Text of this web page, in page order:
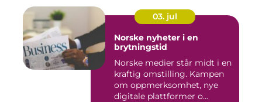
03. jul
Norske nyheter i en
brytningstid
Norske medier står midt i en
kraftig omstilling. Kampen
om oppmerksomhet, nye
digitale plattformer o...